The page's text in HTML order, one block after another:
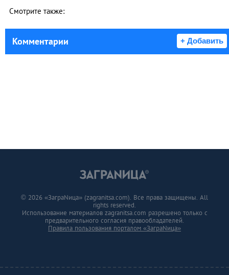
Смотрите также:
Комментарии + Добавить
© 2026 «ЗаграNица» (zagranitsa.com). Все права защищены. All
rights reserved.
Использование материалов zagranitsa.com разрешено только с
предварительного согласия правообладателей.
Правила пользования порталом «ЗаграNица»